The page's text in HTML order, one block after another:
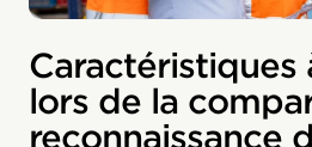
Caractéristiques
lors de la
reconnaissance